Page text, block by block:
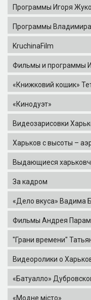
Программы Игоря
Программы
KruchinaFilm
Фильмы и программы
«Книжковий кошик»
«Кинодуэт»
Видеозарисовки
Харьков с высоты –
Выдающиеся
За кадром
«Дело вкуса» Вадима
Фильмы Андрея
"Грани времени"
Видеоролики о
«Батуалло»
«Модне місто»